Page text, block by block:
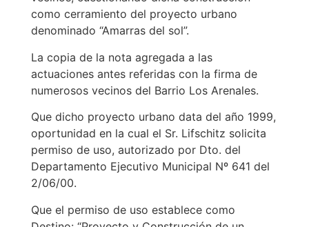
como cerramiento del proyecto urbano
denominado “Amarras del sol”.
La copia de la nota agregada a las
actuaciones antes referidas con la firma de
numerosos vecinos del Barrio Los Arenales.
Que dicho proyecto urbano data del año 1999,
oportunidad en la cual el Sr. Lifschitz solicita
permiso de uso, autorizado por Dto. del
Departamento Ejecutivo Municipal Nº 641 del
2/06/00.
Que el permiso de uso establece como